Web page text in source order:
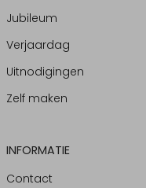
Jubileum
Verjaardag
Uitnodigingen
Zelf maken
INFORMATIE
Contact